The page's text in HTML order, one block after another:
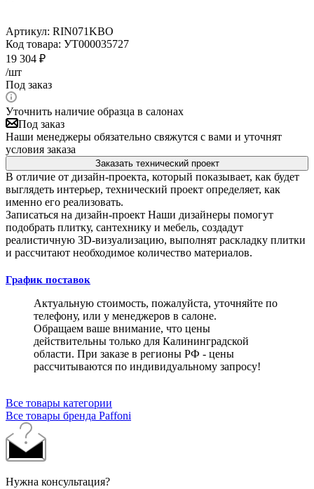
Артикул: RIN071KBO
Код товара: УТ000035727
19 304 ₽
/шт
Под заказ
Уточнить наличие образца в салонах
Под заказ
Наши менеджеры обязательно свяжутся с вами и уточнят
условия заказа
Заказать технический проект
В отличие от дизайн-проекта, который показывает, как будет
выглядеть интерьер, технический проект определяет, как
именно его реализовать.
Записаться на дизайн-проект Наши дизайнеры помогут
подобрать плитку, сантехнику и мебель, создадут
реалистичную 3D-визуализацию, выполнят раскладку плитки
и рассчитают необходимое количество материалов.
График поставок
Актуальную стоимость, пожалуйста, уточняйте по
телефону, или у менеджеров в салоне.
Обращаем ваше внимание, что цены
действительны только для Калининградской
области. При заказе в регионы РФ - цены
рассчитываются по индивидуальному запросу!
Все товары категории
Все товары бренда Paffoni
Нужна консультация?